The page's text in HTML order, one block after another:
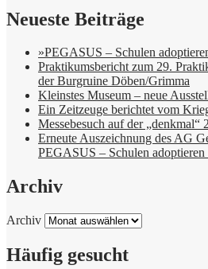
Neueste Beiträge
»PEGASUS – Schulen
Praktikumsbericht zum 29.
der Burgruine Döben/Grimma
Kleinstes Museum – neue
Ein Zeitzeuge berichtet vom
Messebesuch auf der „denkmal“
Erneute Auszeichnung des AG
PEGASUS – Schulen
Archiv
Archiv
Häufig gesucht